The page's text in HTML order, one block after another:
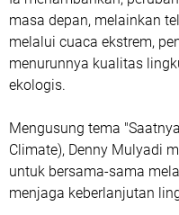
masa depan, melainkan
melalui cuaca ekstrem,
menurunnya kualitas
ekologis.
Mengusung tema
Climate), Denny Mulyadi
untuk bersama-sama
menjaga keberlanjutan